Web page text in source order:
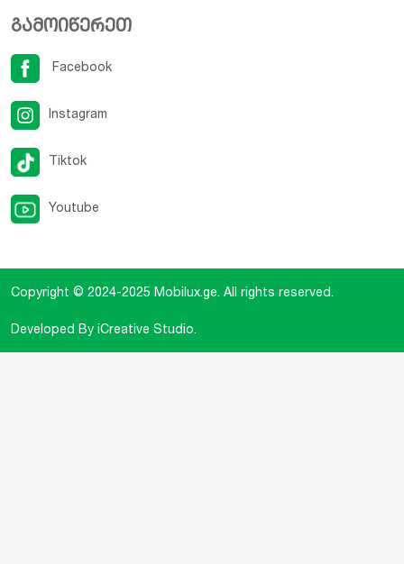
გამოიწერეთ
Facebook
Instagram
Tiktok
Youtube
Copyright © 2024-2025 Mobilux.ge. All rights reserved.
Developed By iCreative Studio.